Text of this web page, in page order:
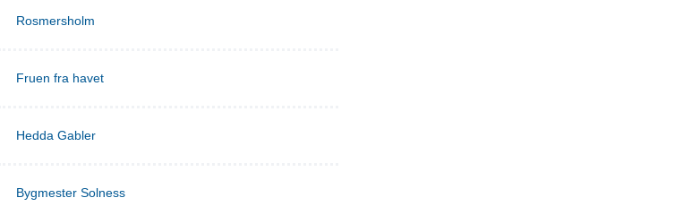
Rosmersholm
Fruen fra havet
Hedda Gabler
Bygmester Solness